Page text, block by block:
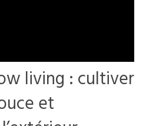
living : cultiver
et